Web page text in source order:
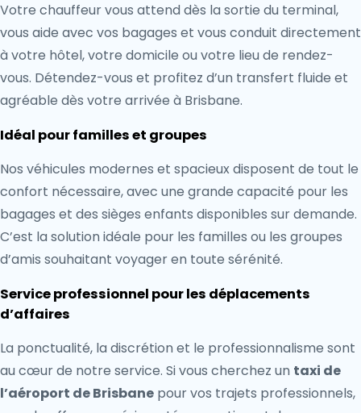
Votre chauffeur vous attend dès la sortie du terminal,
vous aide avec vos bagages et vous conduit directement
à votre hôtel, votre domicile ou votre lieu de rendez-
vous. Détendez-vous et profitez d’un transfert fluide et
agréable dès votre arrivée à Brisbane.
Idéal pour familles et groupes
Nos véhicules modernes et spacieux disposent de tout le
confort nécessaire, avec une grande capacité pour les
bagages et des sièges enfants disponibles sur demande.
C’est la solution idéale pour les familles ou les groupes
d’amis souhaitant voyager en toute sérénité.
Service professionnel pour les déplacements
d’affaires
La ponctualité, la discrétion et le professionnalisme sont
au cœur de notre service. Si vous cherchez un taxi de
l’aéroport de Brisbane pour vos trajets professionnels,